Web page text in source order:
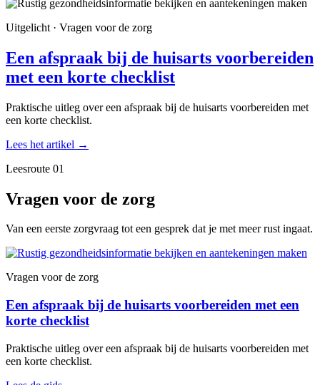
Uitgelicht · Vragen voor de zorg
Een afspraak bij de huisarts voorbereiden
met een korte checklist
Praktische uitleg over een afspraak bij de huisarts voorbereiden met
een korte checklist.
Lees het artikel →
Leesroute 01
Vragen voor de zorg
Van een eerste zorgvraag tot een gesprek dat je met meer rust ingaat.
Vragen voor de zorg
Een afspraak bij de huisarts voorbereiden met een
korte checklist
Praktische uitleg over een afspraak bij de huisarts voorbereiden met
een korte checklist.